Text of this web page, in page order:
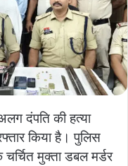
दंपति की हत्या
किया है। पुलिस
मुक्ता डबल मर्डर